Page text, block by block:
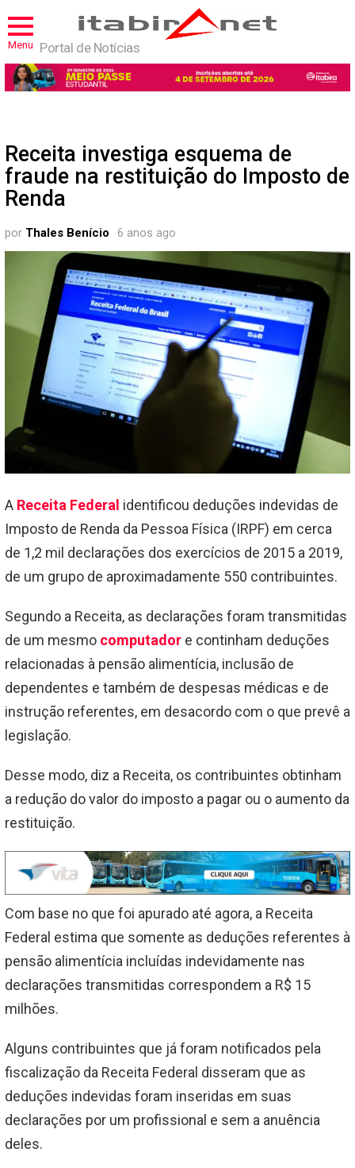
Menu Portal de Notícias
Receita investiga esquema de
fraude na restituição do Imposto de
Renda
por Thales Benício 6 anos ago
A Receita Federal identificou deduções indevidas de
Imposto de Renda da Pessoa Física (IRPF) em cerca
de 1,2 mil declarações dos exercícios de 2015 a 2019,
de um grupo de aproximadamente 550 contribuintes.
Segundo a Receita, as declarações foram transmitidas
de um mesmo computador e continham deduções
relacionadas à pensão alimentícia, inclusão de
dependentes e também de despesas médicas e de
instrução referentes, em desacordo com o que prevê a
legislação.
Desse modo, diz a Receita, os contribuintes obtinham
a redução do valor do imposto a pagar ou o aumento da
restituição.
Com base no que foi apurado até agora, a Receita
Federal estima que somente as deduções referentes à
pensão alimentícia incluídas indevidamente nas
declarações transmitidas correspondem a R$ 15
milhões.
Alguns contribuintes que já foram notificados pela
fiscalização da Receita Federal disseram que as
deduções indevidas foram inseridas em suas
declarações por um profissional e sem a anuência
deles.